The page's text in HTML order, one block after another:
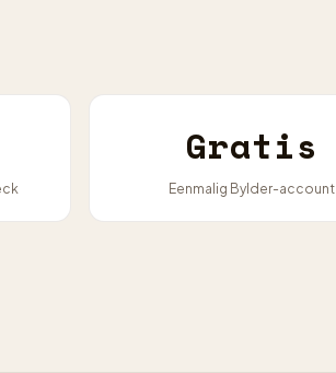
Gratis
Eenmalig Bylder-account